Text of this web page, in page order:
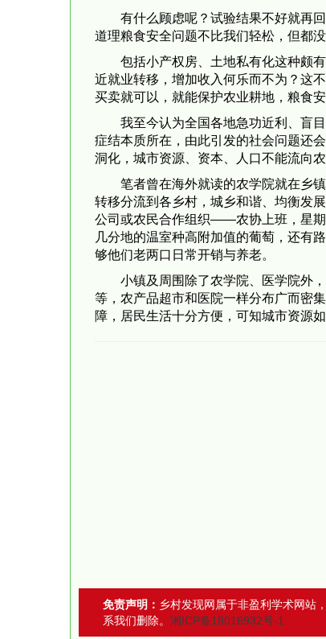
有什么顾虑呢？试验结果不好就再
道理粮食安全问题不比我们轻松，但都没
包括小产权房、土地私有化这种颇
近就业转移，增加收入何乐而不为？这
买卖就可以，就能保护农业耕地，粮食
我至今认为全国各地急功近利、盲
症结本质所在，由此引发的社会问题还
洞化，城市资源、资本、人口不能流向
笔者曾在海外就读的农学院就在乡
转移分流到各乡村，城乡和谐、均衡发
公司或农民合作组织——农协上班，星期
几分地的温室种高附加值的葡萄，还有
够他们老两口日常开销与养老。
小镇及周围除了农学院、医学院外
等，农产品超市和医院一样分布广而密
障，居民生活十分方便，可知城市资源
免责声明： 乡村发现网属于非盈利学术网站
系我们删除。 湘ICP备18016932号-1